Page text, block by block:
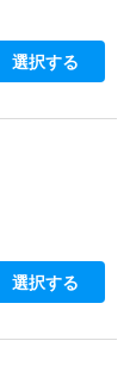
選択する
選択する